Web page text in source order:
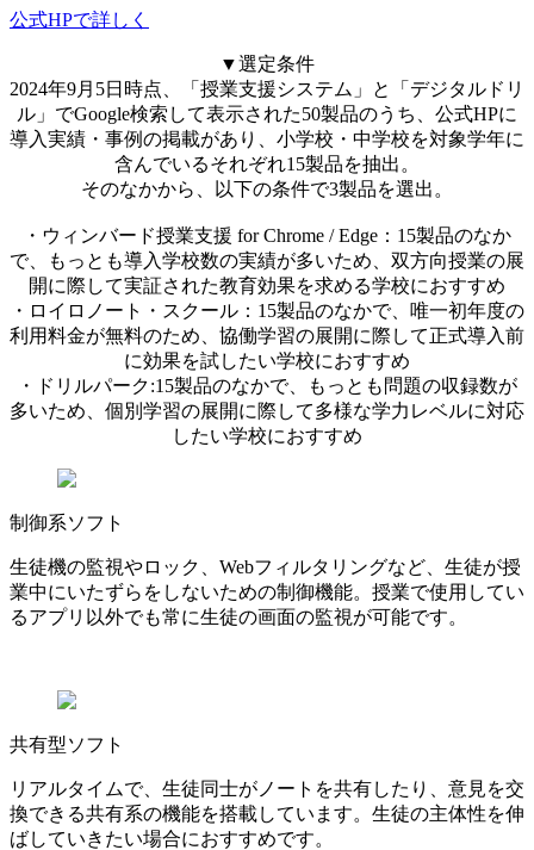
公式HPで詳しく
▼選定条件
2024年9月5日時点、「授業支援システム」と「デジタルドリ
ル」でGoogle検索して表示された50製品のうち、公式HPに
導入実績・事例の掲載があり、小学校・中学校を対象学年に
含んでいるそれぞれ15製品を抽出。
そのなかから、以下の条件で3製品を選出。
・ウィンバード授業支援 for Chrome / Edge：15製品のなか
で、もっとも導入学校数の実績が多いため、双方向授業の展
開に際して実証された教育効果を求める学校におすすめ
・ロイロノート・スクール：15製品のなかで、唯一初年度の
利用料金が無料のため、協働学習の展開に際して正式導入前
に効果を試したい学校におすすめ
・ドリルパーク:15製品のなかで、もっとも問題の収録数が
多いため、個別学習の展開に際して多様な学力レベルに対応
したい学校におすすめ
制御系ソフト
生徒機の監視やロック、Webフィルタリングなど、生徒が授
業中にいたずらをしないための制御機能。授業で使用してい
るアプリ以外でも常に生徒の画面の監視が可能です。
共有型ソフト
リアルタイムで、生徒同士がノートを共有したり、意見を交
換できる共有系の機能を搭載しています。生徒の主体性を伸
ばしていきたい場合におすすめです。